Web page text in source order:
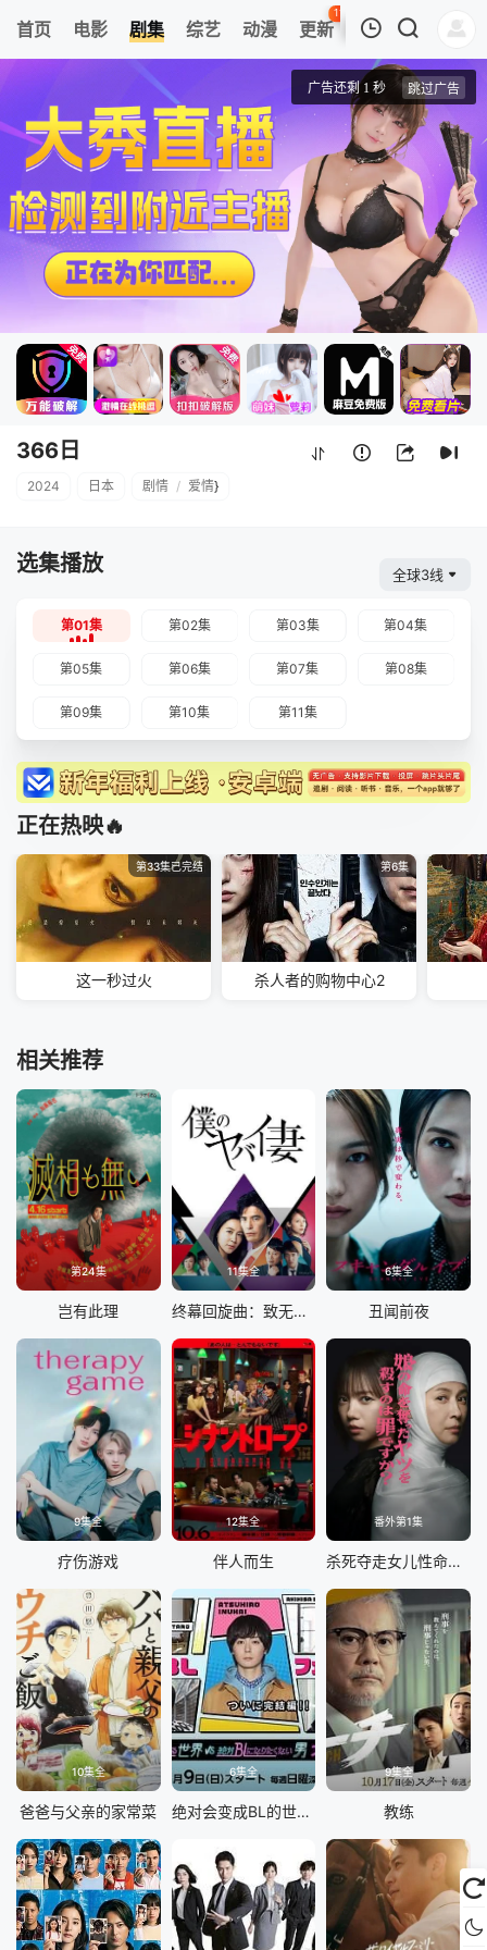
首页 电影 剧集 综艺 动漫 更新
116
热榜 APP
我的观影记录
第01集
366日
清空
366日
2024 日本 剧情 / 爱情}
选集播放 全球3线
第01集 第02集 第03集 第04集
第05集 第06集 第07集 第08集
第09集 第10集 第11集
正在热映🔥
第33集已完结
这一秒过火
第6集
杀人者的购物中心2
相关推荐
第24集
岂有此理
11集全
终幕回旋曲：致无法再见的你
6集全
丑闻前夜
9集全
疗伤游戏
12集全
伴人而生
番外第1集
杀死夺走女儿性命的人是罪吗？
10集全
爸爸与父亲的家常菜
6集全
绝对会变成BL的世界VS绝不想变成BL的男人最终章
9集全
教练